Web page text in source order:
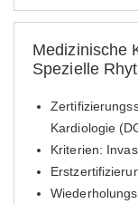
Medizinische
Spezielle
Kardiologie
Kriterien: